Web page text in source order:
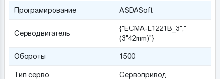
Програмирование ASDASoft
Серводвигатель
{"ECMA-L1221В_3","
(3"42mm)"}
Обороты 1500
Тип серво Сервопривод